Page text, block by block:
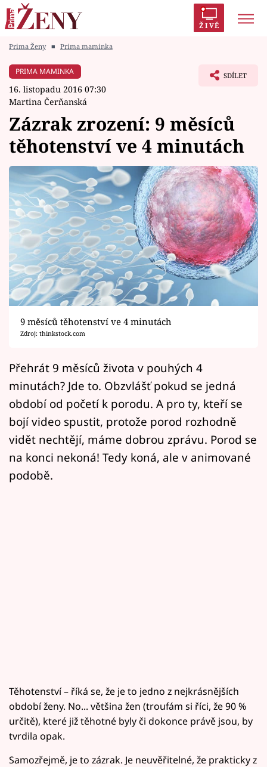
ŽIVĚ
Módní alarm
Zrádci
Témata
Celebrity
Vztahy
Seriály
Horoskopy
Sledujte prima+
Filmový festival Karlovy Vary
Mámy sobě
Přihlášení
Sledujte nás
Prima Ženy ■ Prima maminka
PRIMA MAMINKA
16. listopadu 2016 07:30
Martina Čerňanská
SDÍLET
Zázrak zrození: 9 měsíců
těhotenství ve 4 minutách
9 měsíců těhotenství ve 4 minutách
Zdroj: thinkstock.com
Přehrát 9 měsíců života v pouhých 4
minutách? Jde to. Obzvlášť pokud se jedná
období od početí k porodu. A pro ty, kteří se
bojí video spustit, protože porod rozhodně
vidět nechtějí, máme dobrou zprávu. Porod se
na konci nekoná! Tedy koná, ale v animované
podobě.
Těhotenství – říká se, že je to jedno z nejkrásnějších
období ženy. No... většina žen (troufám si říci, že 90 %
určitě), které již těhotné byly či dokonce právě jsou, by
tvrdila opak.
Samozřejmě, je to zázrak. Je neuvěřitelné, že prakticky z